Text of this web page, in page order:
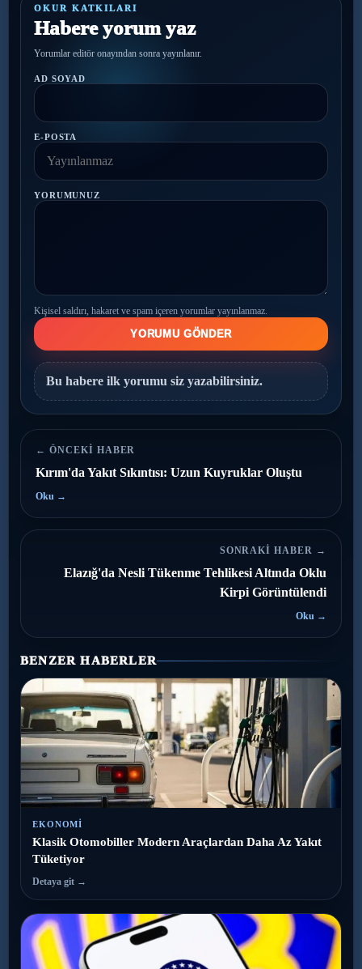
OKUR KATKILARI
Habere yorum yaz
Yorumlar editör onayından sonra yayınlanır.
AD SOYAD
E-POSTA
YORUMUNUZ
Kişisel saldırı, hakaret ve spam içeren yorumlar yayınlanmaz.
YORUMU GÖNDER
Bu habere ilk yorumu siz yazabilirsiniz.
← ÖNCEKI HABER
Kırım'da Yakıt Sıkıntısı: Uzun Kuyruklar Oluştu
Oku →
SONRAKI HABER →
Elazığ'da Nesli Tükenme Tehlikesi Altında Oklu
Kirpi Görüntülendi
Oku →
BENZER HABERLER
EKONOMI
Klasik Otomobiller Modern Araçlardan Daha Az Yakıt
Tüketiyor
Detaya git →